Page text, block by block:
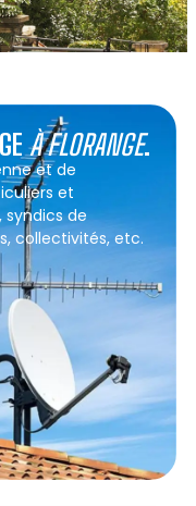
À FLORANGE.
et de
et
syndics de
collectivités, etc.